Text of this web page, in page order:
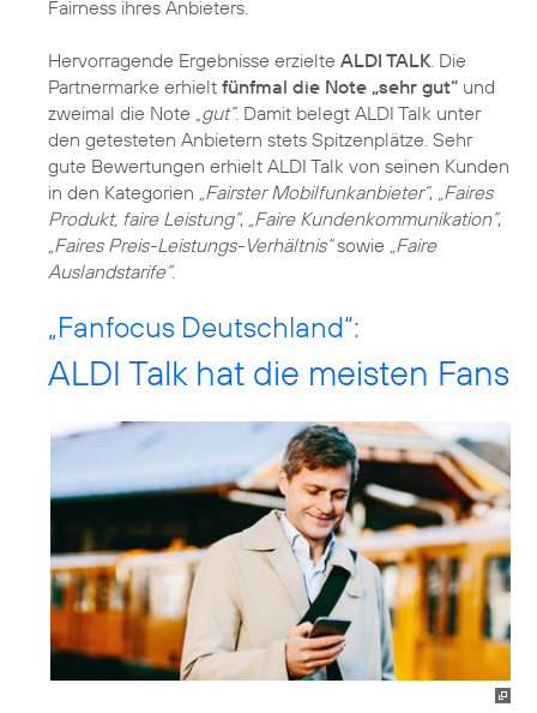
Fairness ihres Anbieters.
Hervorragende Ergebnisse erzielte ALDI TALK. Die
Partnermarke erhielt fünfmal die Note „sehr gut“ und
zweimal die Note „gut“. Damit belegt ALDI Talk unter
den getesteten Anbietern stets Spitzenplätze. Sehr
gute Bewertungen erhielt ALDI Talk von seinen Kunden
in den Kategorien „Fairster Mobilfunkanbieter“, „Faires
Produkt, faire Leistung“, „Faire Kundenkommunikation“,
„Faires Preis-Leistungs-Verhältnis“sowie „Faire
Auslandstarife“.
„Fanfocus Deutschland“:
ALDI Talk hat die meisten Fans